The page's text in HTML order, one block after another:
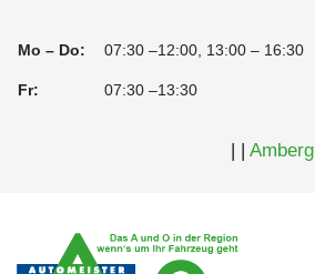
Mo – Do: 07:30 –12:00, 13:00 – 16:30
Fr: 07:30 –13:30
| | Amberg